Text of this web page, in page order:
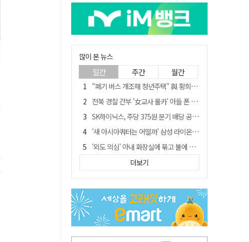
많이 본 뉴스
일간 주간 월간
"폐기 버스 개조해 청년주택" 與 황희…'딸 학비는 年 4200만원'
전북 경찰 간부 '女교사 몰카' 아들 폰 부수고…"처벌 못하는 사안" 내부망에 글
SK하이닉스, 주당 375원 분기 배당 공시…"3분기 중 주주환원 방안 확정"
'새 아시아쿼터는 어떨까' 삼성 라이온즈, 새 얼굴 투수 미야모리 영입
'외도 의심' 아내 화장실에 묶고 불에 달군 공구로 고문…남편 검거
박권현 청도군수, '햇빛 연금 사업' 공약 시동걸어
봉화서 주택 에어컨 실외기에서 시작된 불… 주택 화재로 번져
"3세 아동 학대"…대구 북구 국공립어린이집 교사 2명 검찰 송치
경찰, 9월 초부터 상피제 전격 실시…가족 사건 수사 못해
더보기